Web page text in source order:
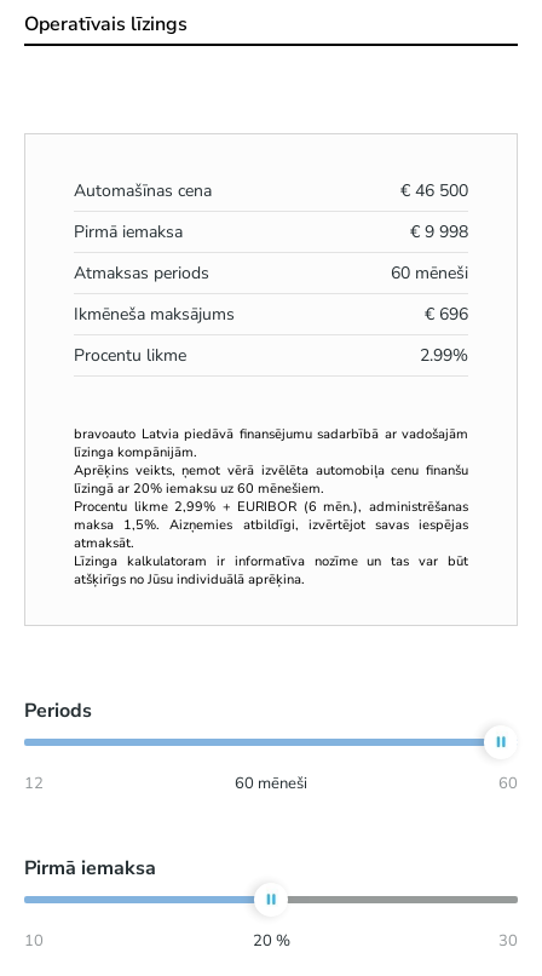
Operatīvais līzings
Automašīnas cena € 46 500
Pirmā iemaksa
€ 9 998
Atmaksas periods
60 mēneši
Ikmēneša maksājums
€ 696
Procentu likme
2.99%
bravoauto Latvia piedāvā finansējumu sadarbībā ar vadošajām
līzinga kompānijām.
Aprēķins veikts, ņemot vērā izvēlēta automobiļa cenu finanšu
līzingā ar 20% iemaksu uz 60 mēnešiem.
Procentu likme 2,99% + EURIBOR (6 mēn.), administrēšanas
maksa 1,5%. Aizņemies atbildīgi, izvērtējot savas iespējas
atmaksāt.
Līzinga kalkulatoram ir informatīva nozīme un tas var būt
atšķirīgs no Jūsu individuālā aprēķina.
Periods
12 60 mēneši 60
Pirmā iemaksa
10 20 % 30